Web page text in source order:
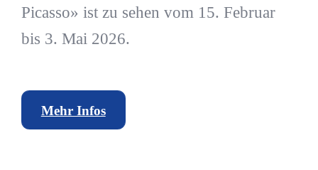
Picasso» ist zu sehen vom 15. Februar
bis 3. Mai 2026.
Mehr Infos